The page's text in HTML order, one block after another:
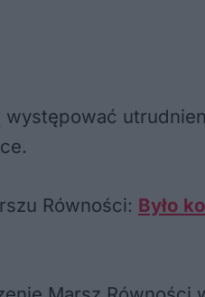
Równości: Było